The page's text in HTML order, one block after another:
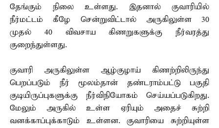
தேங்கும் நிலை உள்ளது. இதனால் குவாரியில்
நீர்மட்டம் கீழே சென்றுவிட்டால் அருகிலுள்ள 30
முதல் 40 விவசாய கிணறுகளுக்கு நீர்வரத்து
குறைந்துள்ளது.
குவாரி அருகிலுள்ள ஆழ்குழாய் கிணற்றிலிருந்து
பெறப்படும் நீர் மூலம்தான் தண்டராம்பட்டு பகுதி
குடியிருப்புகளுக்கு நீர்விநியோகம் செய்யப்படுகிறது.
மேலும் அருகில் உள்ள ஏரியும் அதைச் சுற்றி
வனக்காப்புக்காடும் உள்ளன. குவாரியை சுற்றியுள்ள